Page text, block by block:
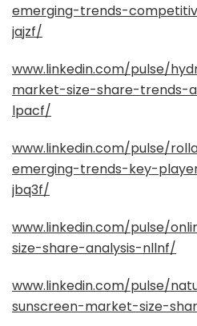
emerging-trends-
jajzf/
www.linkedin.com/pulse/
market-size-share-trends-
lpacf/
www.linkedin.com/pulse/
emerging-trends-key-
jbq3f/
www.linkedin.com/pulse/
size-share-analysis-nllnf/
www.linkedin.com/pulse/
sunscreen-market-size-